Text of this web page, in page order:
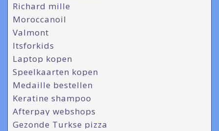
Richard mille
Moroccanoil
Valmont
Itsforkids
Laptop kopen
Speelkaarten kopen
Medaille bestellen
Keratine shampoo
Afterpay webshops
Gezonde Turkse pizza